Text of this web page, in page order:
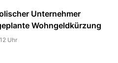
Unternehmer
Wohngeldkürzung
Uhr